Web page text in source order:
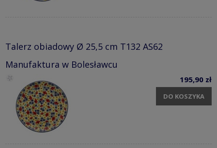
Talerz obiadowy Ø 25,5 cm T132 AS62
Manufaktura w Bolesławcu
195,90 zł
DO KOSZYKA